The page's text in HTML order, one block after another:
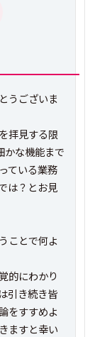
うございま
拝見する限
かな機能まで
ている業務
は？とお見
ことで何よ
的にわかり
引き続き皆
をすすめよ
ますと幸い